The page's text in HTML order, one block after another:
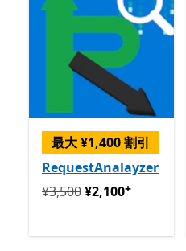
最大 ¥1,400 割引
RequestAnalayzer
定価 ¥3,500 今すぐ ¥2,100
¥3,500¥2,100+